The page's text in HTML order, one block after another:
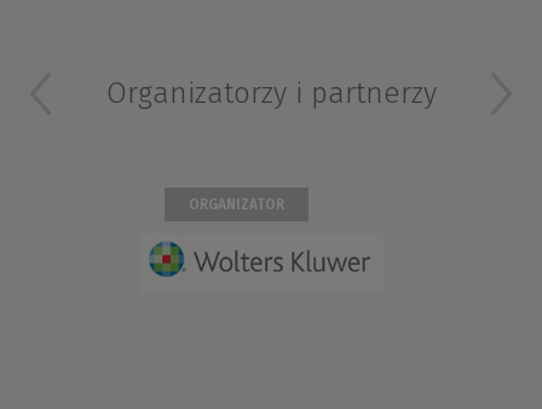
Organizatorzy i partnerzy
ORGANIZATOR